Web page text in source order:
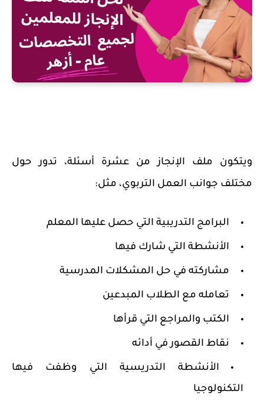
ويتكون ملف الإنجاز من عشرة أسئلة، تدور حول
مختلف جوانب العمل التربوي، مثل:
البرامج التدريبية التي حصل عليها المعلم
الأنشطة التي شارك فيها
مشاركته في حل المشكلات المدرسية
تعامله مع الطلاب المبدعين
الكتب والمراجع التي قرأها
نقاط القصور في أدائه
الأنشطة التدريسية التي وظفت فيها
التكنولوجيا